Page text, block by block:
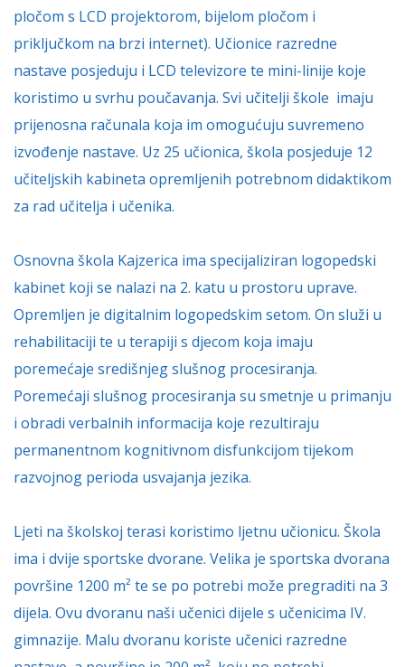
pločom s LCD projektorom, bijelom pločom i
priključkom na brzi internet). Učionice razredne
nastave posjeduju i LCD televizore te mini-linije koje
koristimo u svrhu poučavanja. Svi učitelji škole imaju
prijenosna računala koja im omogućuju suvremeno
izvođenje nastave. Uz 25 učionica, škola posjeduje 12
učiteljskih kabineta opremljenih potrebnom didaktikom
za rad učitelja i učenika.
Osnovna škola Kajzerica ima specijaliziran logopedski
kabinet koji se nalazi na 2. katu u prostoru uprave.
Opremljen je digitalnim logopedskim setom. On služi u
rehabilitaciji te u terapiji s djecom koja imaju
poremećaje središnjeg slušnog procesiranja.
Poremećaji slušnog procesiranja su smetnje u primanju
i obradi verbalnih informacija koje rezultiraju
permanentnom kognitivnom disfunkcijom tijekom
razvojnog perioda usvajanja jezika.
Ljeti na školskoj terasi koristimo ljetnu učionicu. Škola
ima i dvije sportske dvorane. Velika je sportska dvorana
površine 1200 m² te se po potrebi može pregraditi na 3
dijela. Ovu dvoranu naši učenici dijele s učenicima IV.
gimnazije. Malu dvoranu koriste učenici razredne